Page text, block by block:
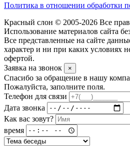
Политика в отношении обработки
Красный слон © 2005-2026 Все
Использование материалов сайта
Все представленные на сайте
характер и ни при каких условиях
офертой.
Заявка на звонок
×
Спасибо за обращение в нашу
Пожалуйста, заполните поля.
Телефон для связи
Дата звонка
Как вас зовут?
время